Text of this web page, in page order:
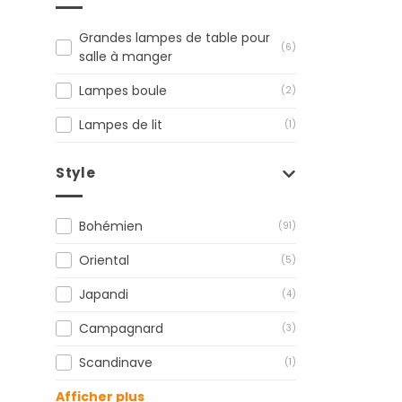
Grandes lampes de table pour
salle à manger
(6)
Lampes boule (2)
Lampes de lit (1)
Style
Bohémien (91)
Oriental (5)
Japandi (4)
Campagnard (3)
Scandinave (1)
Afficher plus